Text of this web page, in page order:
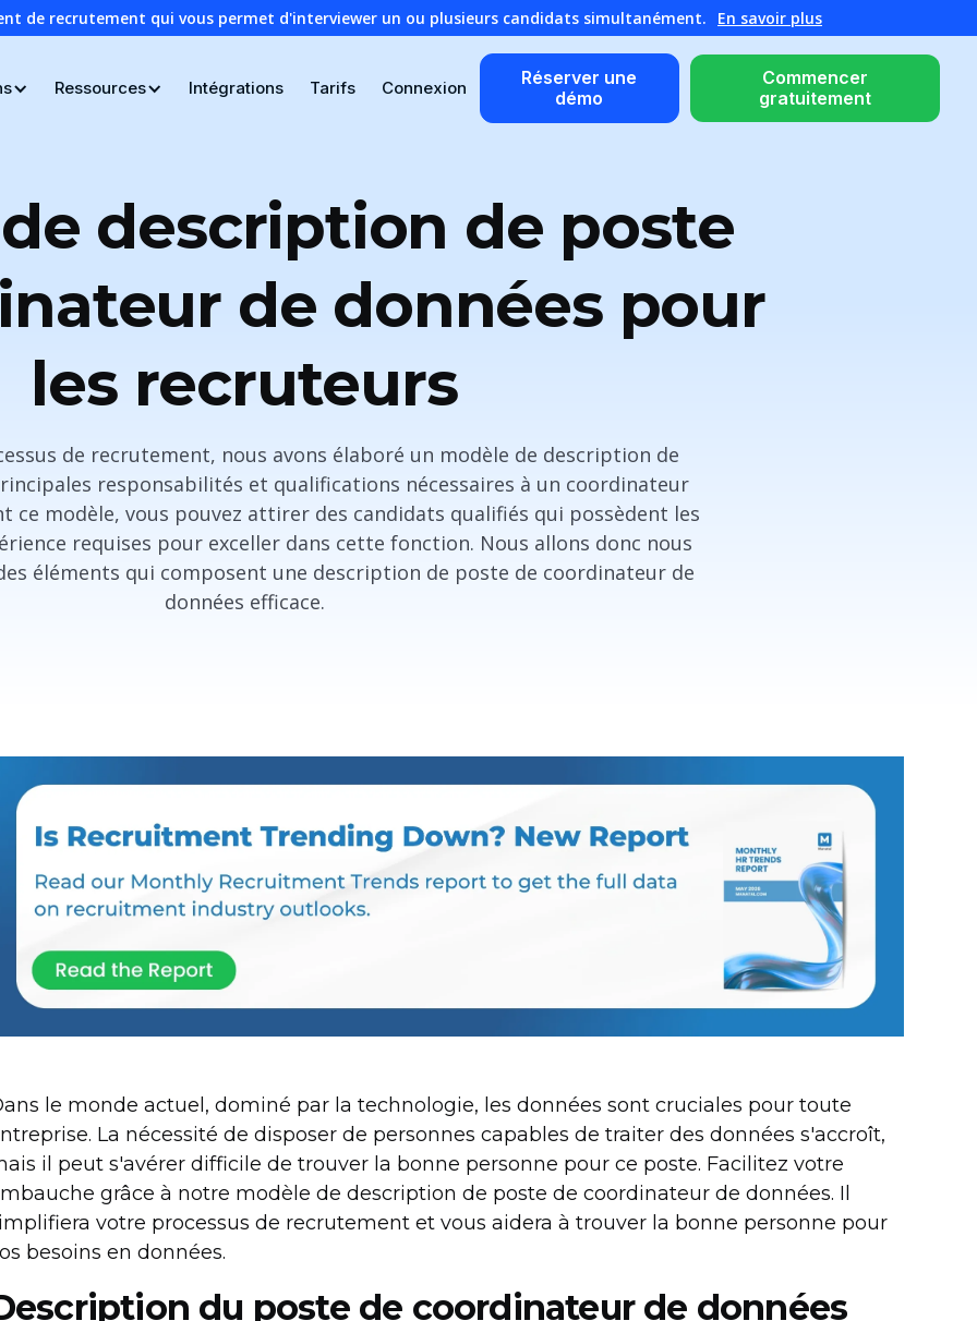
de recrutement qui vous permet d'interviewer un ou plusieurs candidats simultanément. En savoir plus
Ressources Intégrations Tarifs Connexion
Réserver une
démo
Commencer
gratuitement
description de poste
de données pour
les recruteurs
de recrutement, nous avons élaboré un modèle de description de
responsabilités et qualifications nécessaires à un coordinateur
ce modèle, vous pouvez attirer des candidats qualifiés qui possèdent les
requises pour exceller dans cette fonction. Nous allons donc nous
éléments qui composent une description de poste de coordinateur de
données efficace.
le monde actuel, dominé par la technologie, les données sont cruciales pour toute
La nécessité de disposer de personnes capables de traiter des données s'accroît,
il peut s'avérer difficile de trouver la bonne personne pour ce poste. Facilitez votre
grâce à notre modèle de description de poste de coordinateur de données. Il
votre processus de recrutement et vous aidera à trouver la bonne personne pour
besoins en données.
du poste de coordinateur de données